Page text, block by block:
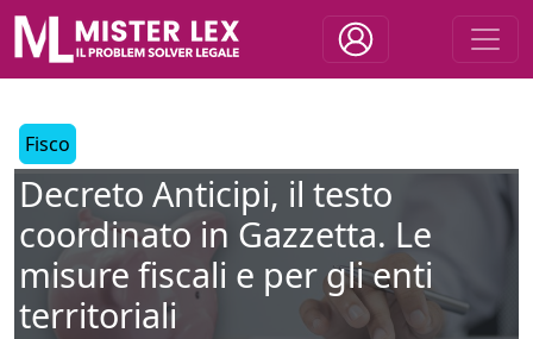
Fisco
Decreto Anticipi, il testo
coordinato in Gazzetta. Le
misure fiscali e per gli enti
territoriali